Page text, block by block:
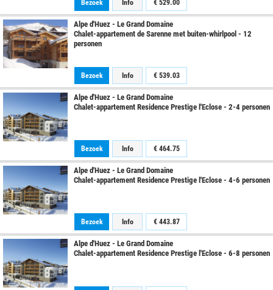
Bezoek Info € 529.00
Alpe d'Huez - Le Grand Domaine
Chalet-appartement de Sarenne met buiten-whirlpool - 12
personen
Bezoek Info € 539.03
Alpe d'Huez - Le Grand Domaine
Chalet-appartement Residence Prestige l'Eclose - 2-4 personen
Bezoek Info € 464.75
Alpe d'Huez - Le Grand Domaine
Chalet-appartement Residence Prestige l'Eclose - 4-6 personen
Bezoek Info € 443.87
Alpe d'Huez - Le Grand Domaine
Chalet-appartement Residence Prestige l'Eclose - 6-8 personen